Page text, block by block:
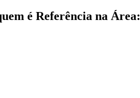
é Referência na Área: